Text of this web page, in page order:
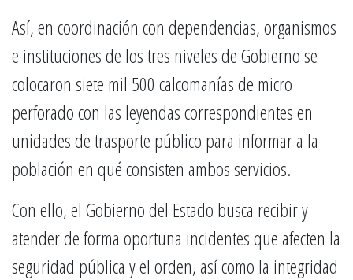
Así, en coordinación con dependencias, organismos
e instituciones de los tres niveles de Gobierno se
colocaron siete mil 500 calcomanías de micro
perforado con las leyendas correspondientes en
unidades de trasporte público para informar a la
población en qué consisten ambos servicios.
Con ello, el Gobierno del Estado busca recibir y
atender de forma oportuna incidentes que afecten la
seguridad pública y el orden, así como la integridad